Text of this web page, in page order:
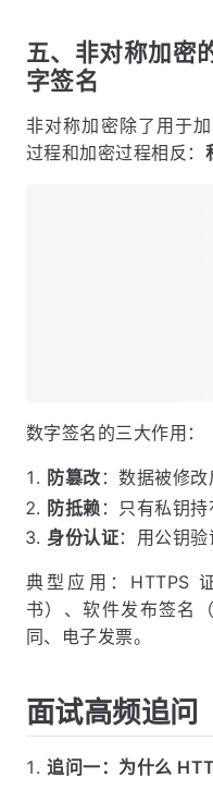
五、非对称加密
字签名
非对称加密除了用于
过程和加密过程相反：
数字签名的三大作用：
防篡改 ：数据被修
防抵赖 ：只有私钥
身份认证：用公钥
典型应用：HTTPS
书）、软件发布签名
同、电子发票。
面试高频追问
追问一：为什么